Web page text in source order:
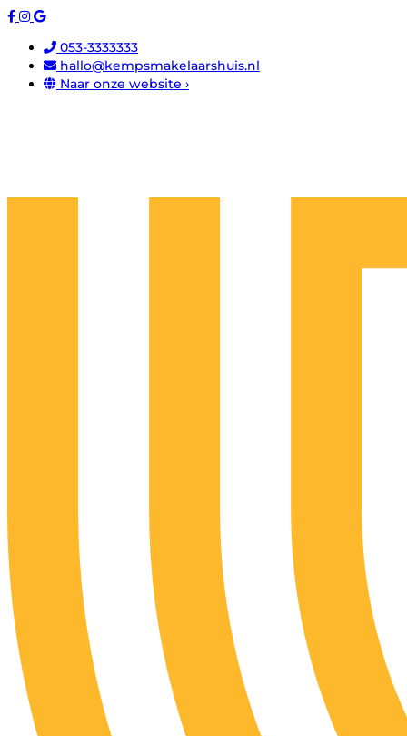
053-3333333
hallo@kempsmakelaarshuis.nl
Naar onze website ›